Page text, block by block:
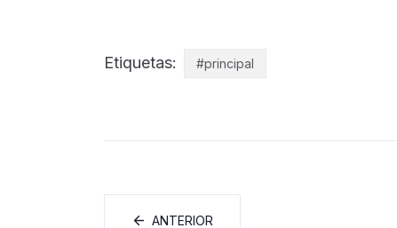
Etiquetas: #principal
ANTERIOR